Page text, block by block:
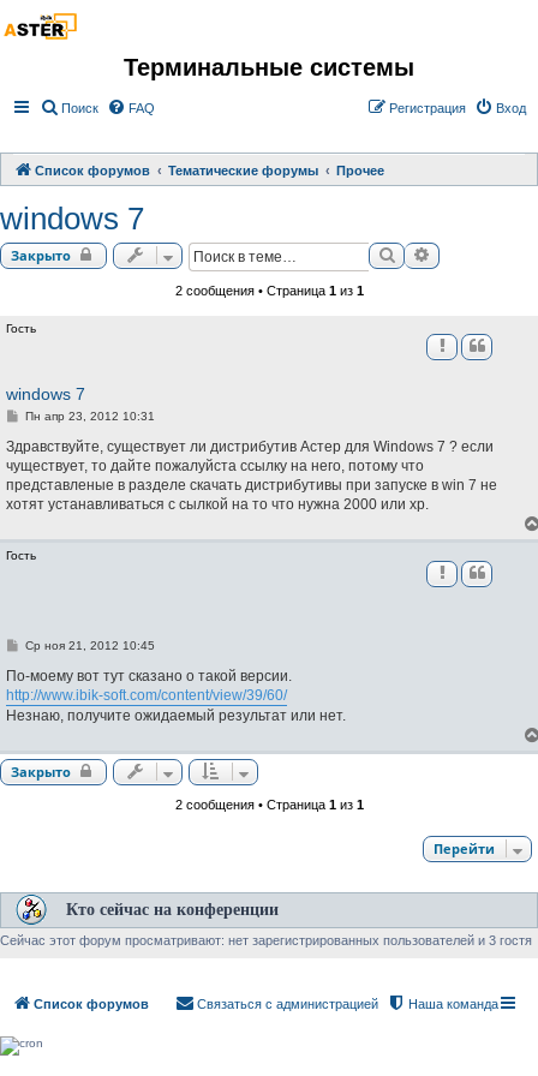
Терминальные системы
Поиск FAQ Вход
Регистрация
Список форумов Тематические форумы Прочее
windows 7
Закрыто ПоискРасширенный
2 сообщения • Страница 1из 1
Гость
windows 7
С
о
б
щ
е
н
Пн апр 23, 2012 10:31
Здравствуйте, существует ли дистрибутив Астер для Windows 7 ? если
чуществует, то дайте пожалуйста ссылку на него, потому что
представленые в разделе скачать дистрибутивы при запуске в win 7 не
хотят устанавливаться с сылкой на то что нужна 2000 или хр.
Гость
С
о
б
щ
е
е
Ср ноя 21, 2012 10:45
По-моему вот тут сказано о такой версии.
http://www.ibik-soft.com/content/view/39/60/
Незнаю, получите ожидаемый результат или нет.
Закрыто
2 сообщения • Страница 1из 1
Перейти
Кто сейчас на конференции
Сейчас этот форум просматривают: нет зарегистрированных пользователей и 3 гостя
Список форумов Наша команда
Связаться с администрацией